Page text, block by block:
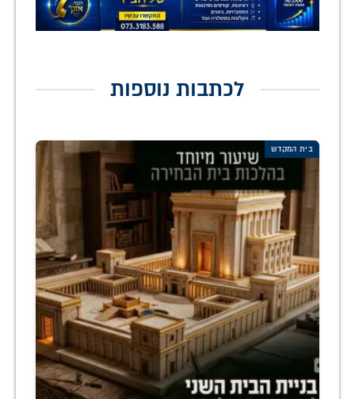
לכתבות נוספות
בית המקדש